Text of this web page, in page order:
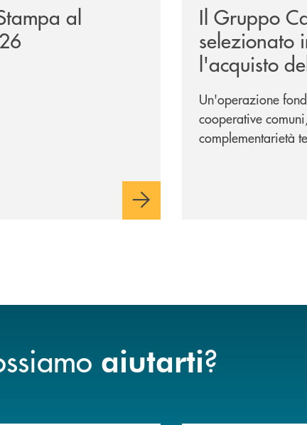
al
Il Gruppo
selezionato
l'acquisto
Cambiano
Un'operazione
cooperative
complementarietà
aiutarti?